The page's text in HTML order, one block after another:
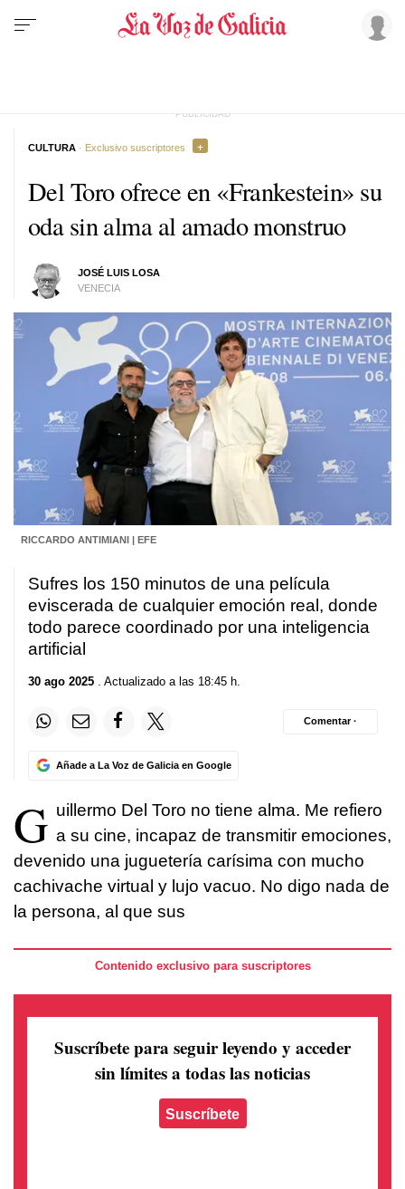
Del Toro ofrece en «Frankestein» su
oda sin alma al amado monstruo
JOSÉ LUIS LOSA
VENECIA
CULTURA · Exclusivo suscriptores
RICCARDO ANTIMIANI | EFE
Sufres los 150 minutos de una película
eviscerada de cualquier emoción real, donde
todo parece coordinado por una inteligencia
artificial
30 ago 2025 . Actualizado a las 18:45 h.
Añade a La Voz de Galicia en Google
Comentar ·
G uillermo Del Toro no tiene alma. Me refiero
a su cine, incapaz de transmitir emociones,
devenido una juguetería carísima con mucho
cachivache virtual y lujo vacuo. No digo nada de
la persona, al que sus
Contenido exclusivo para suscriptores
Suscríbete para seguir leyendo y acceder
sin límites a todas las noticias
Suscríbete